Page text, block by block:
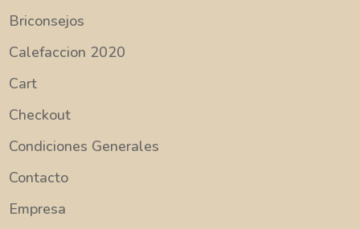
Briconsejos
Calefaccion 2020
Cart
Checkout
Condiciones Generales
Contacto
Empresa